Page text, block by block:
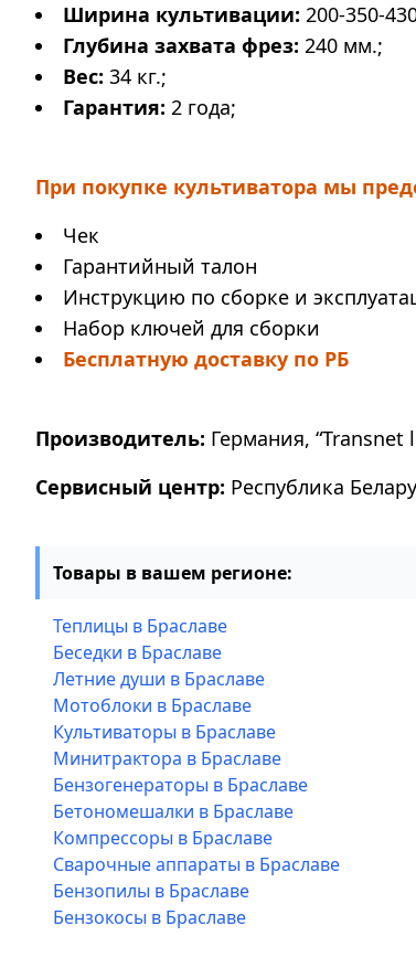
Ширина культивации: 200-350-
Глубина захвата фрез: 240 мм.;
Вес: 34 кг.;
Гарантия: 2 года;
При покупке культиватора мы
Чек
Гарантийный талон
Инструкцию по сборке и
Набор ключей для сборки
Бесплатную доставку по РБ
Производитель: Германия, “Transnet
Сервисный центр: Республика
Товары в вашем регионе:
Теплицы в Браславе
Беседки в Браславе
Летние души в Браславе
Мотоблоки в Браславе
Культиваторы в Браславе
Минитрактора в Браславе
Бензогенераторы в Браславе
Бетономешалки в Браславе
Компрессоры в Браславе
Сварочные аппараты в Браславе
Бензопилы в Браславе
Бензокосы в Браславе